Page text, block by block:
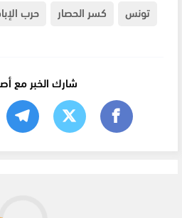
تونس
كسر الحصار حرب
شارك الخبر مع